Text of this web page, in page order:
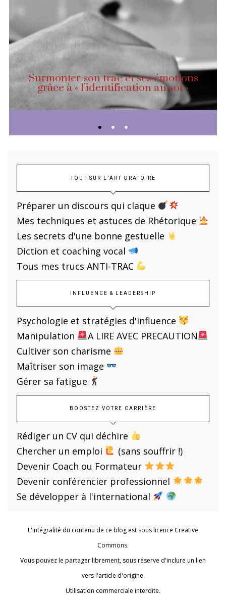
Surmonter son trac et ses émotions
grâce à « l’identification au soi »
TOUT SUR L’ART ORATOIRE
Préparer un discours qui claque
Mes techniques et astuces de Rhétorique
Les secrets d'une bonne gestuelle
Diction et coaching vocal
Tous mes trucs ANTI-TRAC
INFLUENCE & LEADERSHIP
Psychologie et stratégies d'influence
Manipulation
A LIRE AVEC PRECAUTION
Cultiver son charisme
Maîtriser son image
Gérer sa fatigue
BOOSTEZ VOTRE CARRIÈRE
Rédiger un CV qui déchire
Chercher un emploi
(sans souffrir !)
Devenir Coach ou Formateur
Devenir conférencier professionnel
Se développer à l'international
L'intégralité du contenu de ce blog est sous licence Creative
Commons.
Vous pouvez le partager librement, sous réserve d'inclure un lien
vers l'article d'origine.
Utilisation commerciale interdite.